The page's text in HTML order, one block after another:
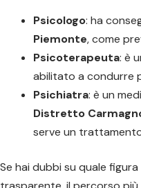
Psicologo: ha
Piemonte, come
Psicoterapeuta: è
abilitato a condurre
Psichiatra: è un
Distretto
serve un
Se hai dubbi su quale